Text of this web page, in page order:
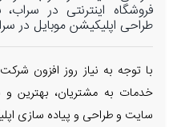
فروشگاه اینترنتی در
طراحی اپلیکیشن موبایل در
با توجه به نیاز روز افزون
خدمات به مشتریان، بهترین
سایت و طراحی و پیاده سازی